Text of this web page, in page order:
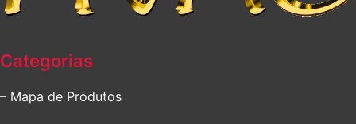
Categorias
– Mapa de Produtos